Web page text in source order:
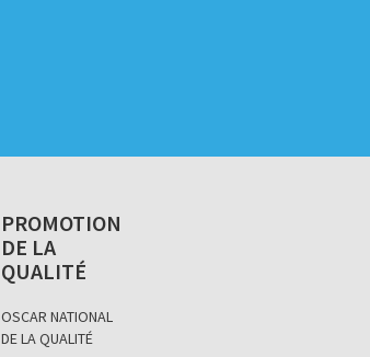
PROMOTION
DE LA
QUALITÉ
OSCAR NATIONAL
DE LA QUALITÉ